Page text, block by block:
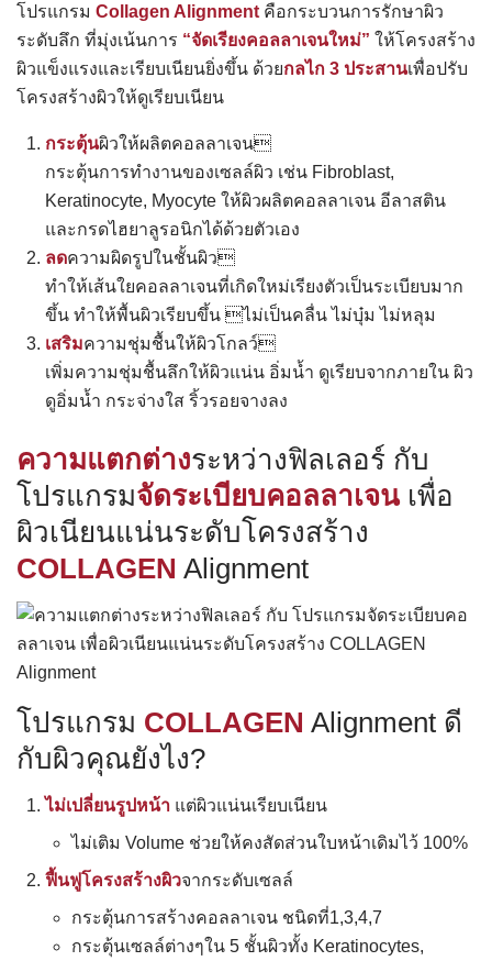
โปรแกรม Collagen Alignment คือกระบวนการรักษาผิว
ระดับลึก ที่มุ่งเน้นการ “จัดเรียงคอลลาเจนใหม่” ให้โครงสร้าง
ผิวแข็งแรงและเรียบเนียนยิ่งขึ้น ด้วยกลไก 3 ประสานเพื่อปรับ
โครงสร้างผิวให้ดูเรียบเนียน
กระตุ้นผิวให้ผลิตคอลลาเจน
กระตุ้นการทำงานของเซลล์ผิว เช่น Fibroblast,
Keratinocyte, Myocyte ให้ผิวผลิตคอลลาเจน อีลาสติน
และกรดไฮยาลูรอนิกได้ด้วยตัวเอง
ลดความผิดรูปในชั้นผิว
ทำให้เส้นใยคอลลาเจนที่เกิดใหม่เรียงตัวเป็นระเบียบมาก
ขึ้น ทำให้พื้นผิวเรียบขึ้น ไม่เป็นคลื่น ไม่บุ๋ม ไม่หลุม
เสริมความชุ่มชื้นให้ผิวโกลว์
เพิ่มความชุ่มชื้นลึกให้ผิวแน่น อิ่มน้ำ ดูเรียบจากภายใน ผิว
ดูอิ่มน้ำ กระจ่างใส ริ้วรอยจางลง
ความแตกต่างระหว่างฟิลเลอร์ กับ
โปรแกรมจัดระเบียบคอลลาเจนเพื่อ
ผิวเนียนแน่นระดับโครงสร้าง
COLLAGEN Alignment
โปรแกรม COLLAGEN Alignment ดี
กับผิวคุณยังไง?
ไม่เปลี่ยนรูปหน้าแต่ผิวแน่นเรียบเนียน
ไม่เติม Volume ช่วยให้คงสัดส่วนใบหน้าเดิมไว้ 100%
ฟื้นฟูโครงสร้างผิวจากระดับเซลล์
กระตุ้นการสร้างคอลลาเจน ชนิดที่1,3,4,7
กระตุ้นเซลล์ต่างๆใน 5 ชั้นผิวทั้ง Keratinocytes,